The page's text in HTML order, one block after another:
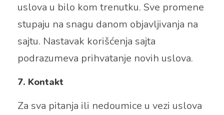
uslova u bilo kom trenutku. Sve promene
stupaju na snagu danom objavljivanja na
sajtu. Nastavak korišćenja sajta
podrazumeva prihvatanje novih uslova.
7. Kontakt
Za sva pitanja ili nedoumice u vezi uslova